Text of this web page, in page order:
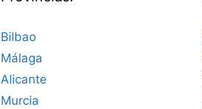
Bilbao
Málaga
Alicante
Murcia